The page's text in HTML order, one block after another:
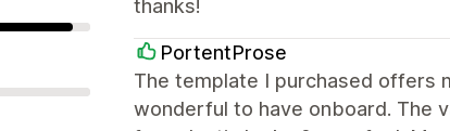
thanks!
PortentProse
The template I purchased offers
wonderful to have onboard. The